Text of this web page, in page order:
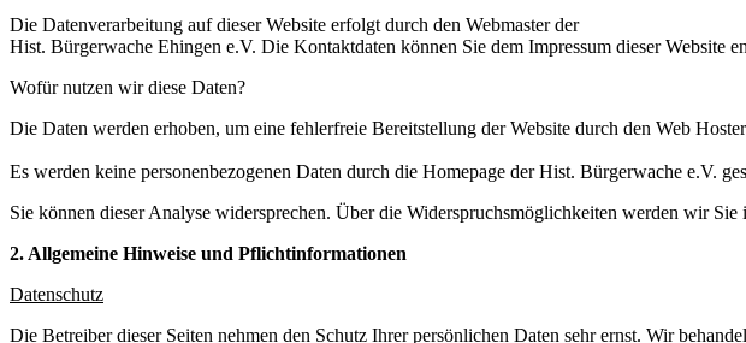
Die Datenverarbeitung auf dieser Website erfolgt durch den Webmaster der
Hist. Bürgerwache Ehingen e.V. Die Kontaktdaten können Sie dem Impressum dieser Website
Wofür nutzen wir diese Daten?
Die Daten werden erhoben, um eine fehlerfreie Bereitstellung der Website durch den Web
Es werden keine personenbezogenen Daten durch die Homepage der Hist. Bürgerwache e.V.
Sie können dieser Analyse widersprechen. Über die Widerspruchsmöglichkeiten werden wir
2. Allgemeine Hinweise und Pflichtinformationen
Datenschutz
Die Betreiber dieser Seiten nehmen den Schutz Ihrer persönlichen Daten sehr ernst. Wir